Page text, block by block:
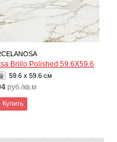
Brillo Polished 59.6X59.6
59.6 x 59.6 см
руб./кв.м
Купить